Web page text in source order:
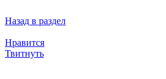
Назад в раздел
Нравится
Твитнуть